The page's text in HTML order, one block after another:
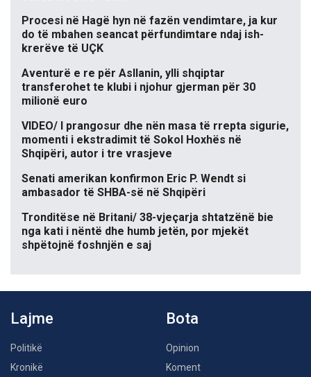
Procesi në Hagë hyn në fazën vendimtare, ja kur
do të mbahen seancat përfundimtare ndaj ish-
krerëve të UÇK
Aventurë e re për Asllanin, ylli shqiptar
transferohet te klubi i njohur gjerman për 30
milionë euro
VIDEO/ I prangosur dhe nën masa të rrepta sigurie,
momenti i ekstradimit të Sokol Hoxhës në
Shqipëri, autor i tre vrasjeve
Senati amerikan konfirmon Eric P. Wendt si
ambasador të SHBA-së në Shqipëri
Tronditëse në Britani/ 38-vjeçarja shtatzënë bie
nga kati i nëntë dhe humb jetën, por mjekët
shpëtojnë foshnjën e saj
Lajme
Politikë
Kronikë
Bota
Opinion
Koment